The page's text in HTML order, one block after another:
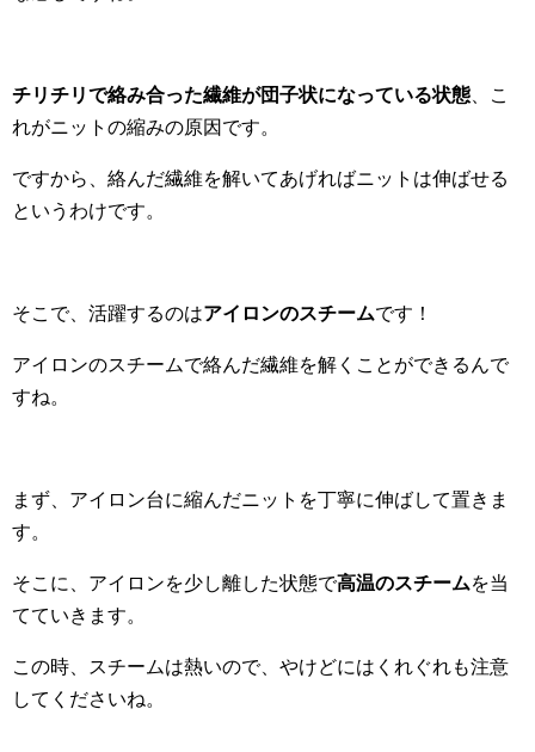
チリチリで絡み合った繊維が団子状になっている状態 、こ
れがニットの縮みの原因です。
ですから、絡んだ繊維を解いてあげればニットは伸ばせる
というわけです。
そこで、活躍するのはアイロンのスチームです！
アイロンのスチームで絡んだ繊維を解くことができるんで
すね。
まず、アイロン台に縮んだニットを丁寧に伸ばして置きま
す。
そこに、アイロンを少し離した状態で高温のスチームを当
てていきます。
この時、スチームは熱いので、やけどにはくれぐれも注意
してくださいね。